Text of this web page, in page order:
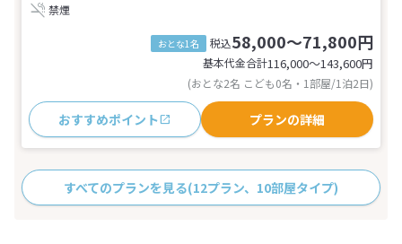
禁煙
おとな1名 税込58,000～71,800円
基本代金合計116,000〜143,600円
(おとな2名 こども0名・1部屋/1泊2日)
おすすめポイント プランの詳細
すべてのプランを見る(12プラン、10部屋タイプ)